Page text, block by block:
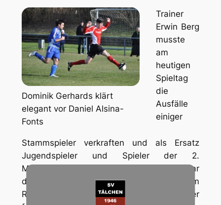
Dominik Gerhards klärt
elegant vor Daniel Alsina-
Fonts
Trainer
Erwin Berg
musste
am
heutigen
Spieltag
die
Ausfälle
einiger
Stammspieler verkraften und als Ersatz
Jugendspieler und Spieler der 2.
Mannschaft auflaufen lassen. Trotzdem war
der Wille seitens der Mannschaft auf dem
Rasenplatz in Leiwen erkennbar, leider